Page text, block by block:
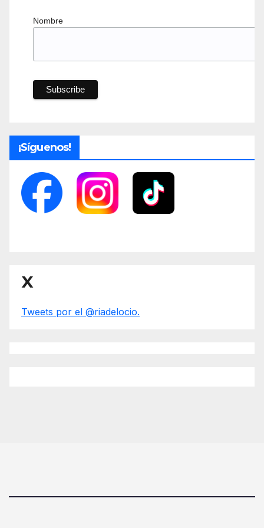
Nombre
¡Síguenos!
X
Tweets por el @riadelocio.